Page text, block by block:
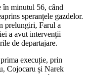
în minutul 56, când
speranțele gazdelor.
prelungiri, Farul a
a avut intervenții
de departajare.
execuție, prin
Cojocaru și Narek